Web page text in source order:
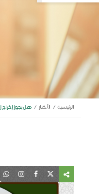
الرئيسية الأخبار هل يجوز إخراج